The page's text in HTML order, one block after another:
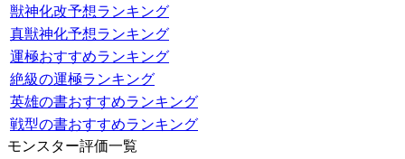
獣神化改予想ランキング
真獣神化予想ランキング
運極おすすめランキング
絶級の運極ランキング
英雄の書おすすめランキング
戦型の書おすすめランキング
モンスター評価一覧